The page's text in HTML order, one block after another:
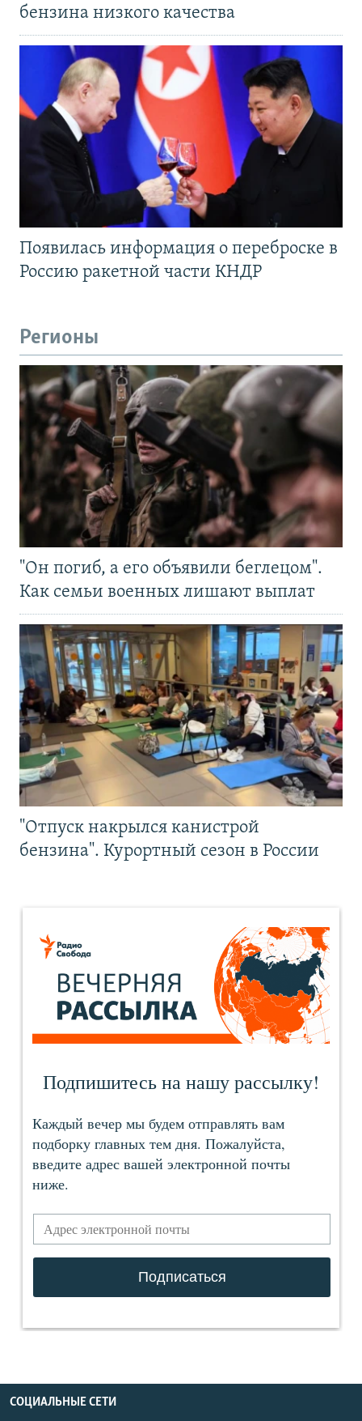
бензина низкого качества
Появилась информация о переброске в
Россию ракетной части КНДР
Регионы
"Он погиб, а его объявили беглецом".
Как семьи военных лишают выплат
"Отпуск накрылся канистрой
бензина". Курортный сезон в России
СОЦИАЛЬНЫЕ СЕТИ